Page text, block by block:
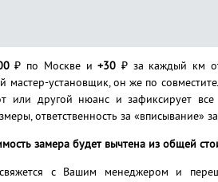
₽ по Москве и+30 ₽ за каждый км
мастер-установщик, он же по
или другой нюанс и зафиксирует
ответственность за «вписывание»
замера будет вычтена из общей
с Вашим менеджером и